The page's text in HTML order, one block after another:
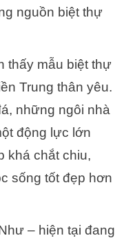
nguồn biệt thự
thấy mẫu biệt thự
Trung thân yêu.
những ngôi nhà
động lực lớn
khá chắt chiu,
sống tốt đẹp hơn
– hiện tại đang